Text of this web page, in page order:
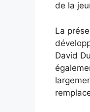
de la
La
David